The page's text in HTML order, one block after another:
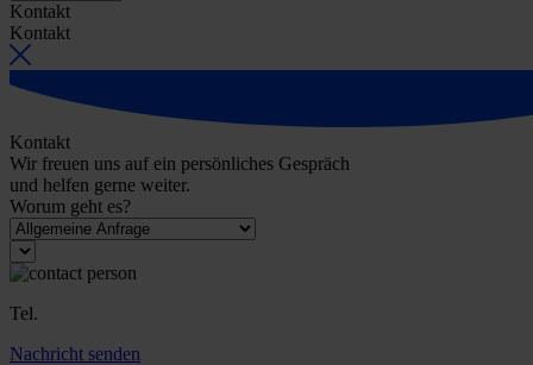
Kontakt
Kontakt
Kontakt
Wir freuen uns auf ein persönliches Gespräch
und helfen gerne weiter.
Worum geht es?
Tel.
Nachricht senden